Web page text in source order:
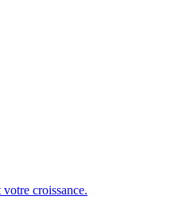
croissance.